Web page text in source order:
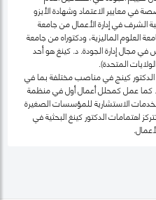
في معايير الاعتماد وشهادة الأيزو
في إدارة الأعمال من جامعة
العلوم الماليزية، ودكتوراه من جامعة
مجال إدارة الجودة. د. كينغ هو أحد
المتحدة).
الدكتور كينج في مناصب مختلفة بما في
كما عمل كمحلل أعمال أول في منظمة
الاستشارية للمؤسسات الصغيرة
اهتمامات الدكتور كينغ البحثية في